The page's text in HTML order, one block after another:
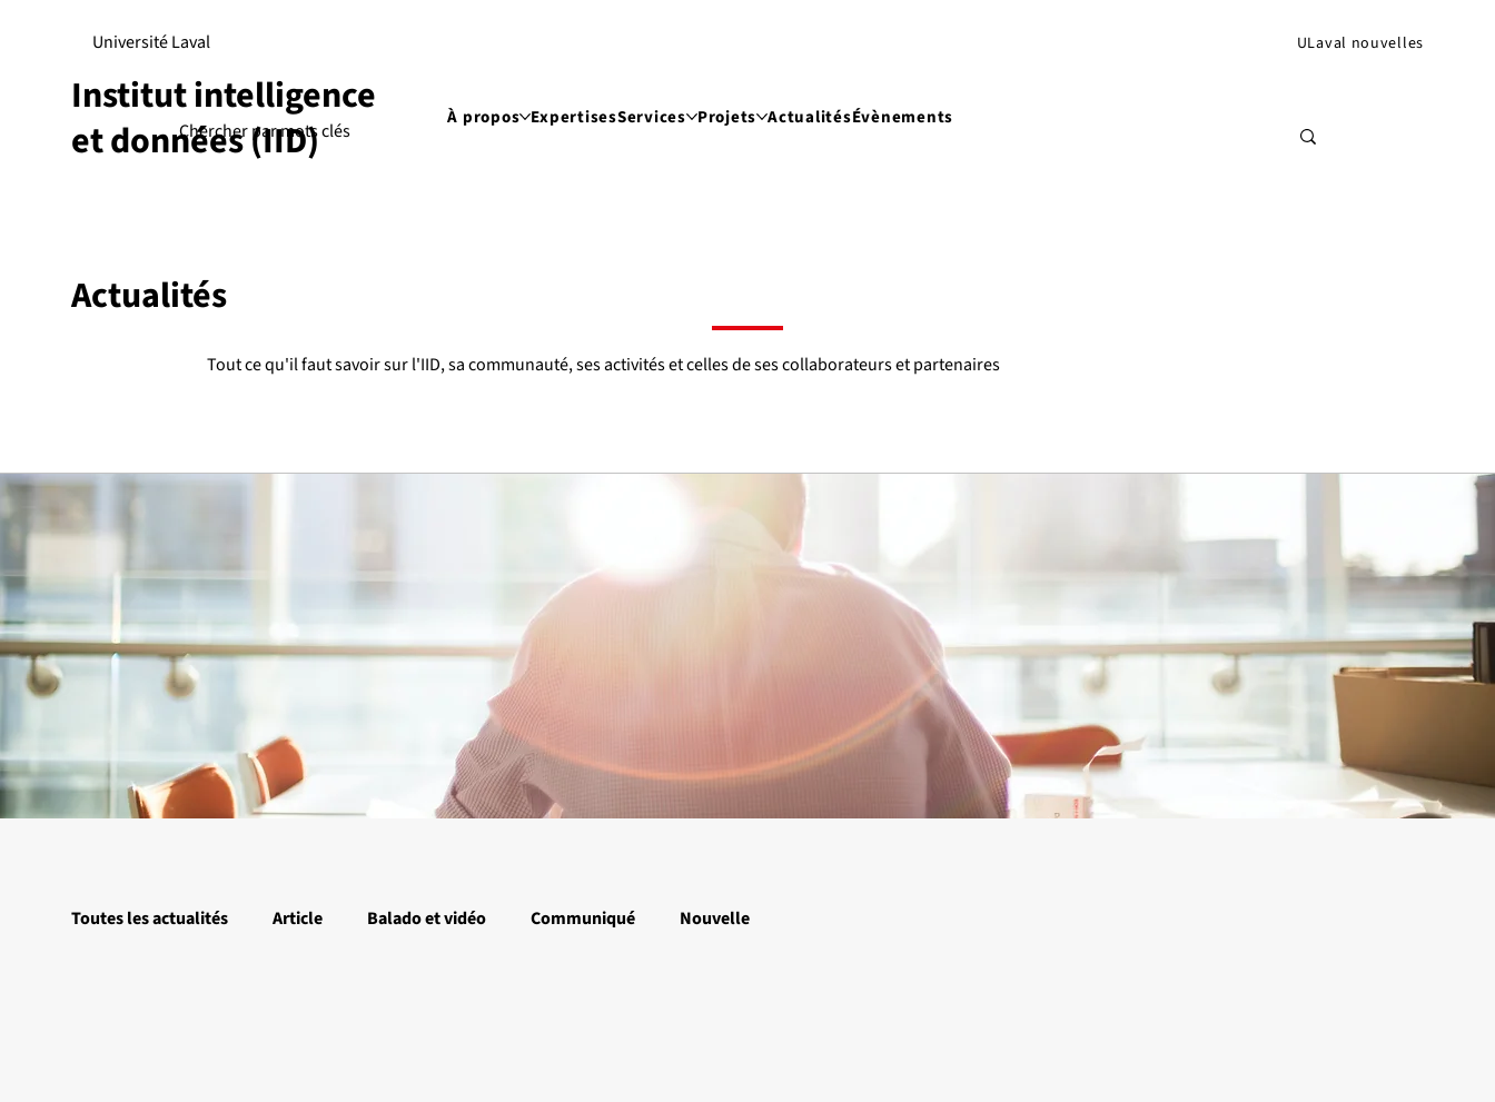
Institut intelligence
et données (IID)
À propos ExpertisesServices Projets ActualitésÉvènements
ULaval nouvelles
Université Laval
Actualités
Tout ce qu'il faut savoir sur l'IID, sa communauté, ses activités et celles de ses collaborateurs et partenaires
Toutes les actualités Article Balado et vidéo Communiqué Nouvelle